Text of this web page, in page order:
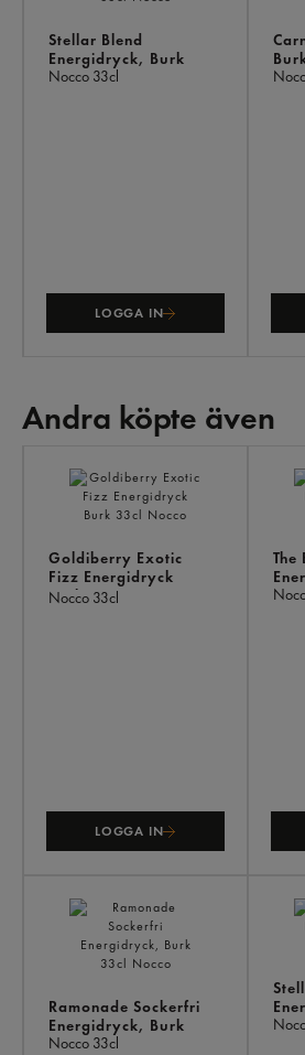
Stellar Blend
Energidryck, Burk
Nocco 33cl
LOGGA IN
Andra köpte även
Goldiberry Exotic
Fizz Energidryck
Burk
Nocco 33cl
LOGGA IN
The
Ramonade Sockerfri
Energidryck, Burk
Nocco 33cl